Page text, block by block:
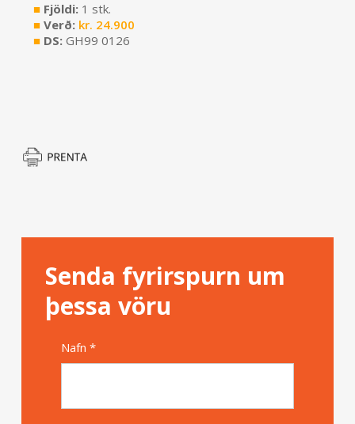
■Fjöldi: 1 stk.
■Verð: kr. 24.900
■DS: GH99 0126
Senda fyrirspurn um
þessa vöru
Nafn *